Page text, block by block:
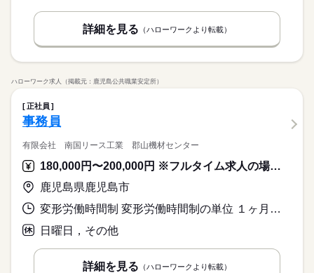
詳細を見る （ハローワークより転載）
ハローワーク求人（掲載元：鹿児島公共職業安定所）
正社員
事務員
有限会社 南国リース工業 郡山機材センター
180,000円〜200,000円 ※フルタイム求人の場合は月額（換算額）、パート求人の場合は時間額を表示しています。
鹿児島県鹿児島市
変形労働時間制 変形労働時間制の単位 １ヶ月単位 就業時間１ 8時00分〜17時00分
日曜日，その他
詳細を見る （ハローワークより転載）